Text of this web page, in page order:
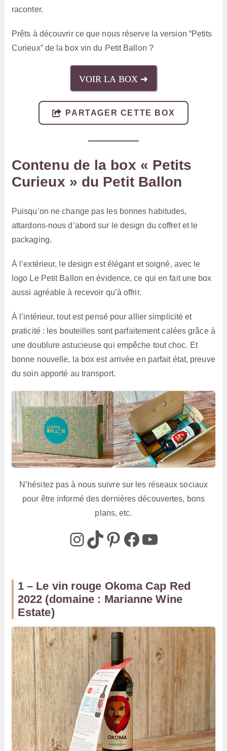
raconter.
Prêts à découvrir ce que nous réserve la version “Petits
Curieux” de la box vin du Petit Ballon ?
VOIR LA BOX ➜
PARTAGER CETTE BOX
Contenu de la box « Petits
Curieux » du Petit Ballon
Puisqu’on ne change pas les bonnes habitudes,
attardons-nous d’abord sur le design du coffret et le
packaging.
À l’extérieur, le design est élégant et soigné, avec le
logo Le Petit Ballon en évidence, ce qui en fait une box
aussi agréable à recevoir qu’à offrir.
À l’intérieur, tout est pensé pour allier simplicité et
praticité : les bouteilles sont parfaitement calées grâce à
une doublure astucieuse qui empêche tout choc. Et
bonne nouvelle, la box est arrivée en parfait état, preuve
du soin apporté au transport.
N’hésitez pas à nous suivre sur les réseaux sociaux
pour être informé des dernières découvertes, bons
plans, etc.
@box_az_off
@box_azPinterest
Box AZ @Box-AZ
1 – Le vin rouge Okoma Cap Red
2022 (domaine : Marianne Wine
Estate)